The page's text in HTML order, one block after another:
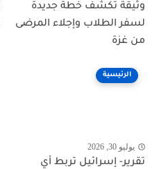
وثيقة تكشف خطة جديدة
لسفر الطلاب وإجلاء المرضى
من غزة
الرئيسية
يوليو 30, 2026
تقرير- إسرائيل تربط أي